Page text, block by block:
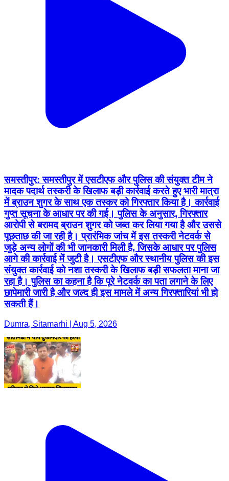
समस्तीपुर: समस्तीपुर में एसटीएफ और पुलिस की संयुक्त टीम ने
मादक पदार्थ तस्करी के खिलाफ बड़ी कार्रवाई करते हुए भारी मात्रा
में ब्राउन शुगर के साथ एक तस्कर को गिरफ्तार किया है। कार्रवाई
गुप्त सूचना के आधार पर की गई। पुलिस के अनुसार, गिरफ्तार
आरोपी से बरामद ब्राउन शुगर को जब्त कर लिया गया है और उससे
पूछताछ की जा रही है। प्रारंभिक जांच में इस तस्करी नेटवर्क से
जुड़े अन्य लोगों की भी जानकारी मिली है, जिसके आधार पर पुलिस
आगे की कार्रवाई में जुटी है। एसटीएफ और स्थानीय पुलिस की इस
संयुक्त कार्रवाई को नशा तस्करी के खिलाफ बड़ी सफलता माना जा
रहा है। पुलिस का कहना है कि पूरे नेटवर्क का पता लगाने के लिए
छापेमारी जारी है और जल्द ही इस मामले में अन्य गिरफ्तारियां भी हो
सकती हैं।
Dumra, Sitamarhi | Aug 5, 2026